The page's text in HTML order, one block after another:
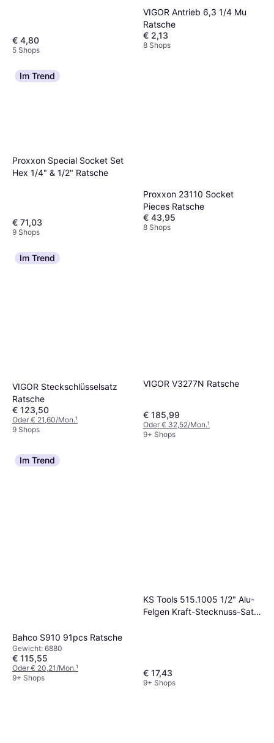
€ 4,80
5 Shops
VIGOR Antrieb 6,3 1/4 Mu
Ratsche
€ 2,13
8 Shops
Im Trend
Proxxon Special Socket Set
Hex 1/4" & 1/2" Ratsche
€ 71,03
9 Shops
Proxxon 23110 Socket
Pieces Ratsche
€ 43,95
8 Shops
Im Trend
VIGOR Steckschlüsselsatz
Ratsche
€ 123,50
Oder € 21,60/Mon.¹
9 Shops
VIGOR V3277N Ratsche
€ 185,99
Oder € 32,52/Mon.¹
9+ Shops
Im Trend
Bahco S910 91pcs Ratsche
Gewicht: 6880
€ 115,55
Oder € 20,21/Mon.¹
9+ Shops
KS Tools 515.1005 1/2" Alu-
Felgen Kraft-Stecknuss-Satz,
€ 17,43
9+ Shops